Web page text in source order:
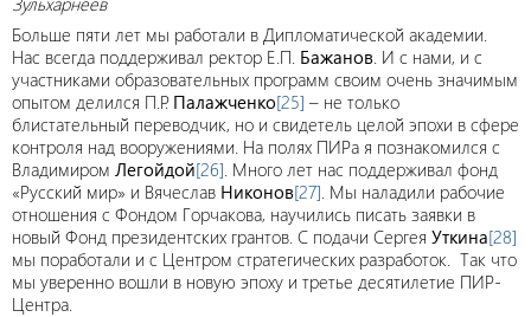
Больше пяти лет мы работали в Дипломатической академии.
Нас всегда поддерживал ректор Е.П. Бажанов. И с нами, и с
участниками образовательных программ своим очень значимым
опытом делился П.Р.Палажченко[25] – не только
блистательный переводчик, но и свидетель целой эпохи в сфере
контроля над вооружениями. На полях ПИРа я познакомился с
Владимиром Легойдой[26]. Много лет нас поддерживал фонд
«Русский мир» и Вячеслав Никонов[27]. Мы наладили рабочие
отношения с Фондом Горчакова, научились писать заявки в
новый Фонд президентских грантов. С подачи Сергея Уткина[28]
мы поработали и с Центром стратегических разработок. Так что
мы уверенно вошли в новую эпоху и третье десятилетие ПИР-
Центра.